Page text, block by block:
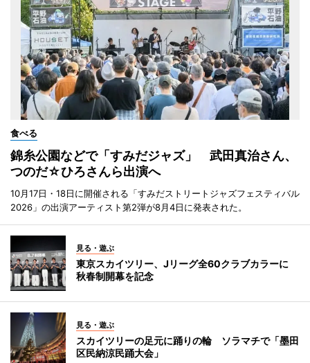
食べる
錦糸公園などで「すみだジャズ」 武田真治さん、
つのだ☆ひろさんら出演へ
10月17日・18日に開催される「すみだストリートジャズフェスティバル
2026」の出演アーティスト第2弾が8月4日に発表された。
見る・遊ぶ
東京スカイツリー、Jリーグ全60クラブカラーに
秋春制開幕を記念
見る・遊ぶ
スカイツリーの足元に踊りの輪 ソラマチで「墨田
区民納涼民踊大会」